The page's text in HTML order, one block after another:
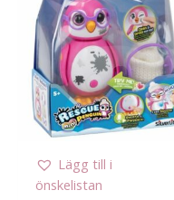
Lägg till i
önskelistan